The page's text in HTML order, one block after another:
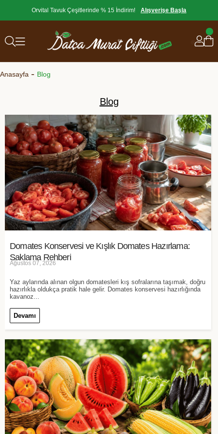
Orvital Tavuk Çeşitlerinde % 15 İndirim! Alışverişe Başla
Anasayfa Blog
Blog
Domates Konservesi ve Kışlık Domates Hazırlama:
Saklama Rehberi
Ağustos 07, 2026
Yaz aylarında alınan olgun domatesleri kış sofralarına taşımak, doğru
hazırlıkla oldukça pratik hale gelir. Domates konservesi hazırlığında
kavanoz...
Devamı